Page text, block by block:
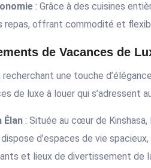
: Grâce à des cuisines
repas, offrant commodité et
de Vacances de
recherchant une touche
de luxe à louer qui s’adressent
Élan : Située au cœur de
dispose d’espaces de vie
et lieux de divertissement de